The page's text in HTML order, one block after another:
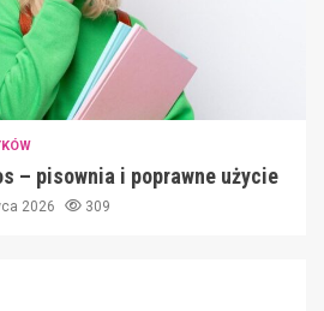
– pisownia i poprawne użycie
2026 309